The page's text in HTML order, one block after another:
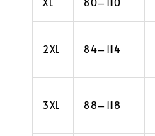
2XL 84–114
3XL 88–118